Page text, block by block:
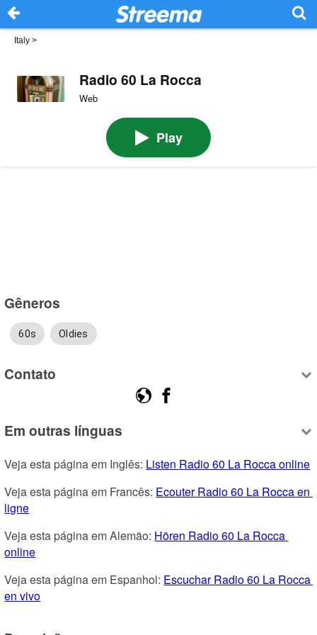
Italy >
Radio 60 La Rocca
Web
Play
Gêneros
60s Oldies
Contato
Em outras línguas
Veja esta página em Inglês: Listen Radio 60 La Rocca online
Veja esta página em Francês: Ecouter Radio 60 La Rocca en
ligne
Veja esta página em Alemão: Hören Radio 60 La Rocca
online
Veja esta página em Espanhol: Escuchar Radio 60 La Rocca
en vivo